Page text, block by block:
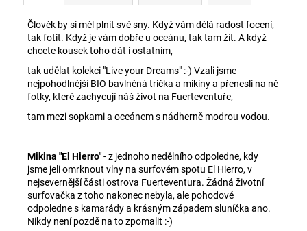
Člověk by si měl plnit své sny. Když vám dělá radost focení,
tak fotit. Když je vám dobře u oceánu, tak tam žít. A když
chcete kousek toho dát i ostatním,
tak udělat kolekci "Live your Dreams" :-) Vzali jsme
nejpohodlnější BIO bavlněná trička a mikiny a přenesli na ně
fotky, které zachycují náš život na Fuerteventuře,
tam mezi sopkami a oceánem s nádherně modrou vodou.
Mikina "El Hierro"- z jednoho nedělního odpoledne, kdy
jsme jeli omrknout vlny na surfovém spotu El Hierro, v
nejsevernější části ostrova Fuerteventura. Žádná životní
surfovačka z toho nakonec nebyla, ale pohodové
odpoledne s kamarády a krásným západem sluníčka ano.
Nikdy není pozdě na to zpomalit :-)